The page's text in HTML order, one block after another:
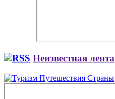
Неизвестная лента